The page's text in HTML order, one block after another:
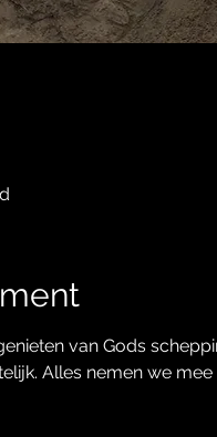
van Gods
Alles nemen we